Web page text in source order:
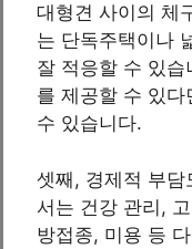
대형견 사이의 체
는 단독주택이나
잘 적응할 수 있습
를 제공할 수 있
수 있습니다.
셋째, 경제적 부
서는 건강 관리,
방접종, 미용 등